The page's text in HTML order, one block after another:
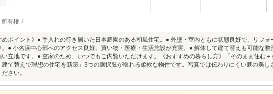
所有権
めポイント》● 手入れの行き届いた日本庭園のある和風住宅。● 外壁・室内ともに状態良好で、リフ
。● 小名浜中心部へのアクセス良好。買い物・医療・生活施設が充実。● 解体して建て替えも可能な
い立地です。● 空家のため、いつでもご内覧いただけます。《おすすめの暮らし方》「そのまま住む
建て替えで理想の住宅を新築」3つの選択肢が取れる柔軟な物件です。写真では伝わりにくい庭の美
さい。